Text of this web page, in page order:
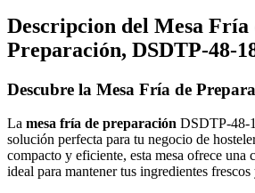
Descripcion del Mesa Fría
Preparación, DSDTP-48-
Descubre la Mesa Fría de
La mesa fría de preparación DSDTP-48-
solución perfecta para tu negocio de
compacto y eficiente, esta mesa ofrece una
ideal para mantener tus ingredientes